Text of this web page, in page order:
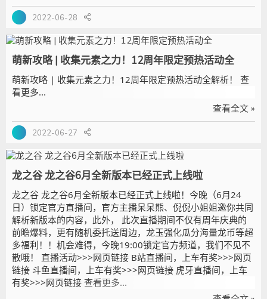
待龙之谷12岁生日的到来吧！ 新版本“元素进化”内容介绍
>>>https://dnact3.web.sdo.com/Pro2022/2022version/De
fault.aspx?month=6 12周年限定预热活动
>>http://act2.dn.sdo.com/Pro2022/ysxl/ 冰封台风金挑战赛
>>http://act2.dn.sdo.com/Pro2022/202206TaiRank/Defaul
t.aspx 商城新品一览
>>https://dnact3.web.sdo.com/Pro2022/2022sc/default.as
2022-06-28
萌新攻略 | 收集元素之力！12周年限定预热活动全
萌新攻略 | 收集元素之力！12周年限定预热活动全解析！ 查
看更多...
查看全文 »
2022-06-27
龙之谷 龙之谷6月全新版本已经正式上线啦
龙之谷 龙之谷6月全新版本已经正式上线啦！今晚（6月24
日）锁定官方直播间，官方主播呆呆熊、倪倪小姐姐邀你共同
解析新版本的内容，此外， 此次直播期间不仅有周年庆典的
前瞻爆料，更有随机委托送周边，龙玉强化瓜分海量龙币等超
多福利！！机会难得，今晚19:00锁定官方频道，我们不见不
散哦！ 直播活动>>>网页链接 B站直播间，上车有奖>>>网页
链接 斗鱼直播间，上车有奖>>>网页链接 虎牙直播间，上车
有奖>>>网页链接 查看更多...